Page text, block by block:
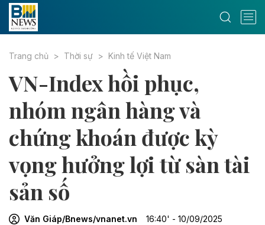
Trang chủ Thời sự Kinh tế Việt Nam
VN-Index hồi phục,
nhóm ngân hàng và
chứng khoán được kỳ
vọng hưởng lợi từ sàn tài
sản số
Văn Giáp/Bnews/vnanet.vn 16:40' - 10/09/2025